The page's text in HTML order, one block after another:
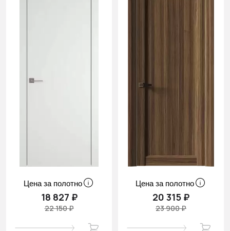
Цена за полотно
18 827 ₽
22 150 ₽
Цена за полотно
20 315 ₽
23 900 ₽